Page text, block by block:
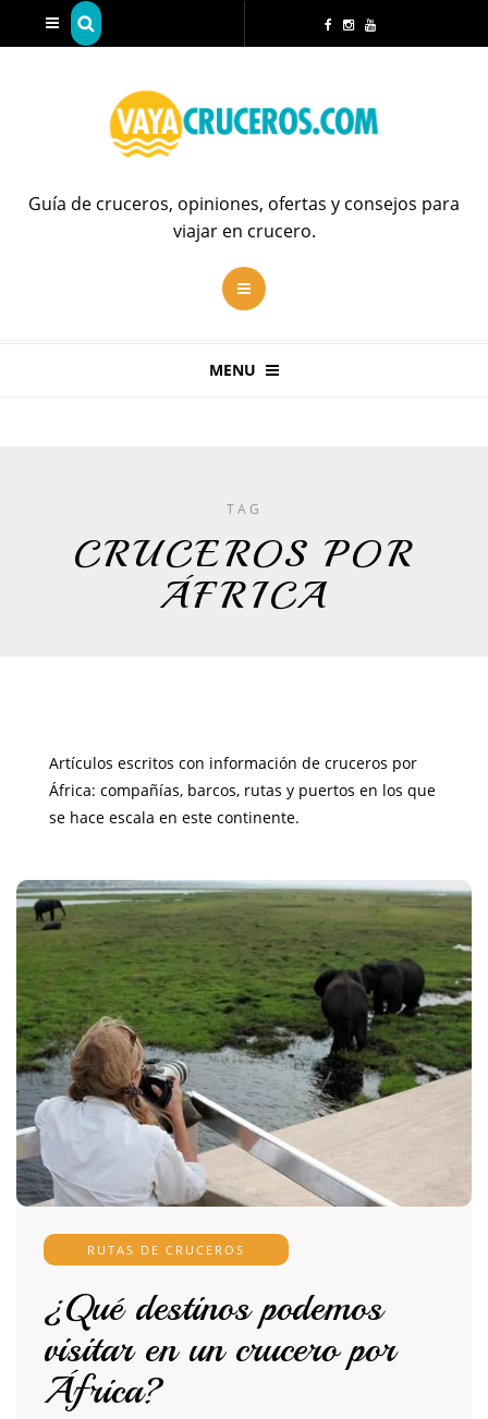
Guía de cruceros, opiniones, ofertas y consejos para
viajar en crucero.
MENU
TAG
CRUCEROS POR
ÁFRICA
Artículos escritos con información de cruceros por
África: compañías, barcos, rutas y puertos en los que
se hace escala en este continente.
RUTAS DE CRUCEROS
¿Qué destinos podemos
visitar en un crucero por
África?